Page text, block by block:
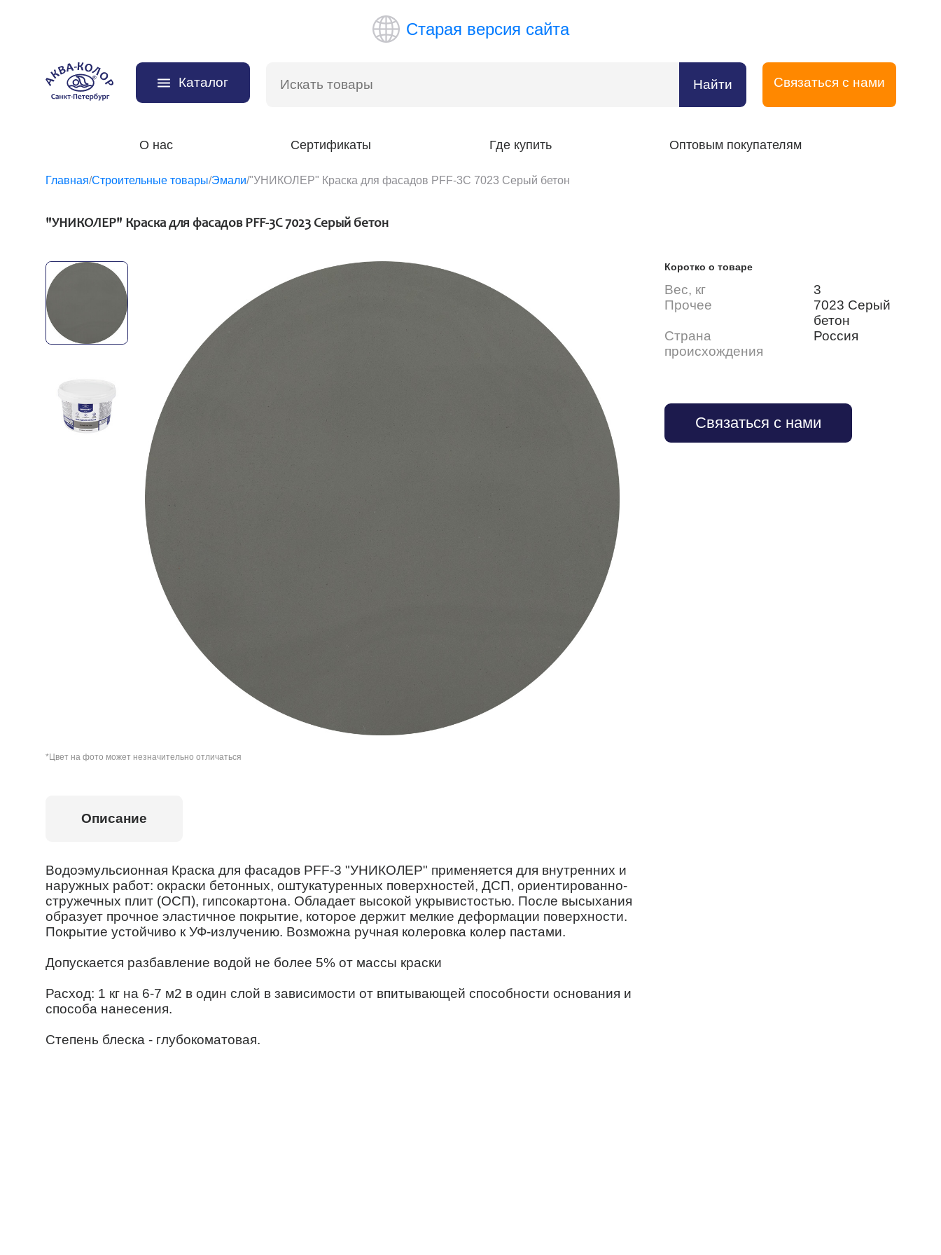
Старая версия сайта
Каталог Найти Связаться с нами
О нас Сертификаты Где купить Оптовым покупателям
Главная/Строительные товары/Эмали/"УНИКОЛЕР" Краска для фасадов PFF-3C 7023 Серый бетон
"УНИКОЛЕР" Краска для фасадов PFF-3C 7023 Серый бетон
*Цвет на фото может незначительно отличаться
Коротко о товаре
Вес, кг
3
Прочее
7023 Серый
бетон
Страна
происхождения
Россия
Связаться с нами
Описание
Водоэмульсионная Краска для фасадов PFF-3 "УНИКОЛЕР" применяется для внутренних и
наружных работ: окраски бетонных, оштукатуренных поверхностей, ДСП, ориентированно-
стружечных плит (ОСП), гипсокартона. Обладает высокой укрывистостью. После высыхания
образует прочное эластичное покрытие, которое держит мелкие деформации поверхности.
Покрытие устойчиво к УФ-излучению. Возможна ручная колеровка колер пастами.
Допускается разбавление водой не более 5% от массы краски
Расход: 1 кг на 6-7 м2 в один слой в зависимости от впитывающей способности основания и
способа нанесения.
Степень блеска - глубокоматовая.